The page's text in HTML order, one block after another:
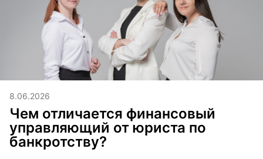
8.06.2026
Чем отличается финансовый
управляющий от юриста по
банкротству?